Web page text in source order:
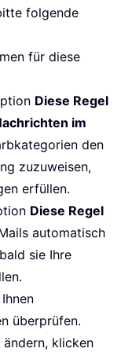
folgende
für diese
Diese Regel
im
den
zuzuweisen,
erfüllen.
Diese Regel
automatisch
sie Ihre
überprüfen.
klicken